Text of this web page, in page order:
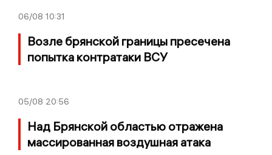
06/08 10:31
Возле брянской границы пресечена
попытка контратаки ВСУ
05/08 20:56
Над Брянской областью отражена
массированная воздушная атака